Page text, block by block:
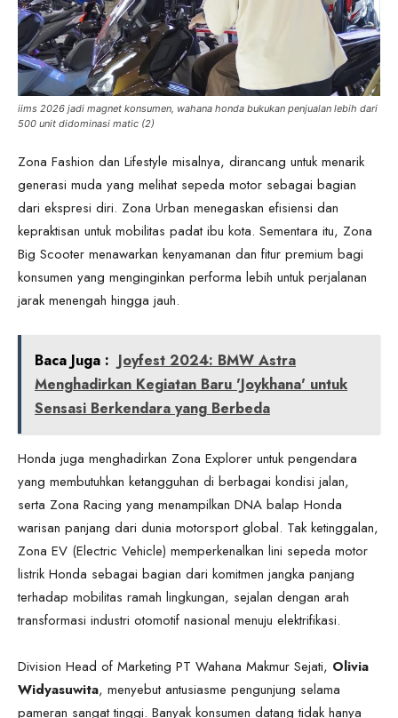
iims 2026 jadi magnet konsumen, wahana honda bukukan penjualan lebih dari
500 unit didominasi matic (2)
Zona Fashion dan Lifestyle misalnya, dirancang untuk menarik
generasi muda yang melihat sepeda motor sebagai bagian
dari ekspresi diri. Zona Urban menegaskan efisiensi dan
kepraktisan untuk mobilitas padat ibu kota. Sementara itu, Zona
Big Scooter menawarkan kenyamanan dan fitur premium bagi
konsumen yang menginginkan performa lebih untuk perjalanan
jarak menengah hingga jauh.
Baca Juga : Joyfest 2024: BMW Astra
Menghadirkan Kegiatan Baru 'Joykhana' untuk
Sensasi Berkendara yang Berbeda
Honda juga menghadirkan Zona Explorer untuk pengendara
yang membutuhkan ketangguhan di berbagai kondisi jalan,
serta Zona Racing yang menampilkan DNA balap Honda
warisan panjang dari dunia motorsport global. Tak ketinggalan,
Zona EV (Electric Vehicle) memperkenalkan lini sepeda motor
listrik Honda sebagai bagian dari komitmen jangka panjang
terhadap mobilitas ramah lingkungan, sejalan dengan arah
transformasi industri otomotif nasional menuju elektrifikasi.
Division Head of Marketing PT Wahana Makmur Sejati, Olivia
Widyasuwita, menyebut antusiasme pengunjung selama
pameran sangat tinggi. Banyak konsumen datang tidak hanya